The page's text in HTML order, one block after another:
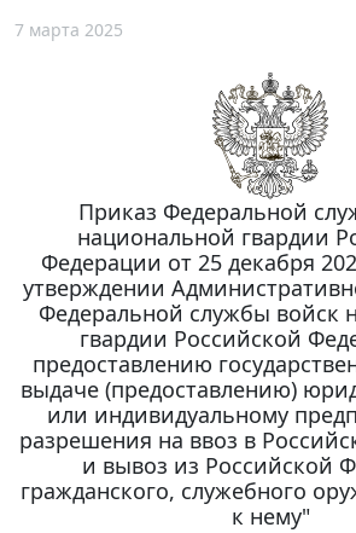
7 марта 2025
Приказ Федеральной
национальной гвардии
Федерации от 25 декабря
утверждении
Федеральной службы войск
гвардии Российской
предоставлению
выдаче (предоставлению)
или индивидуальному
разрешения на ввоз в
и вывоз из Российской
гражданского, служебного
к нему"